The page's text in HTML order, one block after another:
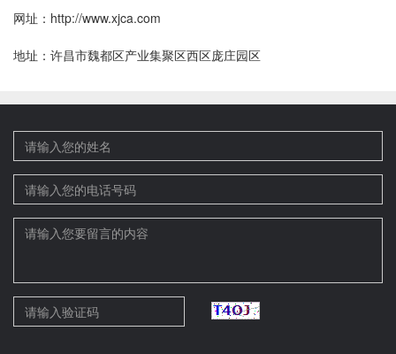
网址：http://www.xjca.com
地址：许昌市魏都区产业集聚区西区庞庄园区